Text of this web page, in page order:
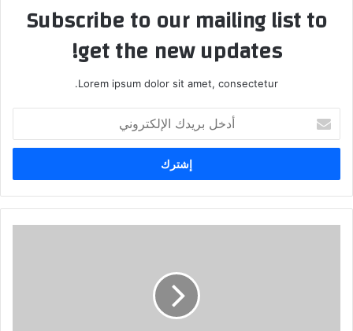
Subscribe to our mailing list to
get the new updates!
Lorem ipsum dolor sit amet, consectetur.
بريدك
الإلكتروني